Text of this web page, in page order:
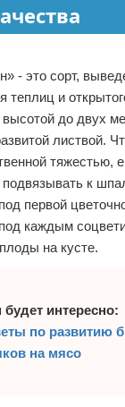
- это сорт,
теплиц и
до двух
листвой.
тяжестью,
подвязывать к
первой
каждым
на кусте.
интересно:
по развитию
на мясо